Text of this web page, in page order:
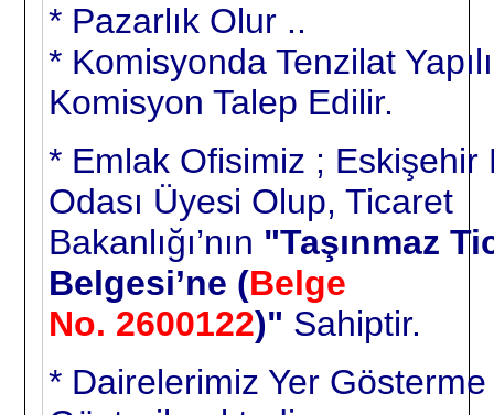
* Pazarlık Olur ..
* Komisyonda Tenzilat
Komisyon Talep Edilir.
* Emlak Ofisimiz ; Eskişehir
Odası Üyesi Olup, Ticaret
Bakanlığı’nın "Taşınmaz
Belgesi’ne (Belge
No. 2600122)" Sahiptir.
* Dairelerimiz Yer